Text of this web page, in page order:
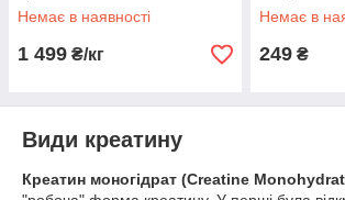
Немає в наявності
1 499 ₴/кг
Немає в
249 ₴
Види креатину
Креатин моногідрат (Creatine